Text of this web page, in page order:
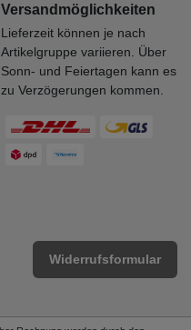
Versandmöglichkeiten
Lieferzeit können je nach
Artikelgruppe variieren. Über
Sonn- und Feiertagen kann es
zu Verzögerungen kommen.
Widerrufsformular